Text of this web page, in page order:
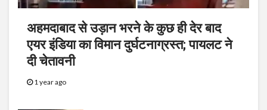
अहमदाबाद से उड़ान भरने के कुछ ही देर बाद
एयर इंडिया का विमान दुर्घटनाग्रस्त; पायलट ने
दी चेतावनी
1 year ago